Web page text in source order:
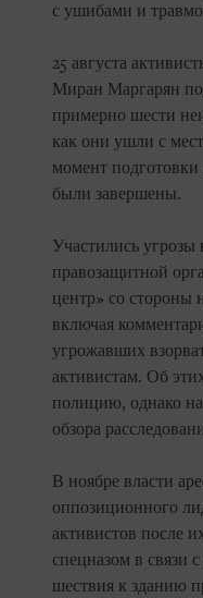
с ушибами и
25 августа
Миран Маргарян
примерно шести
как они ушли с
момент подготовки
были завершены.
Участились угрозы
правозащитной
центр» со стороны
включая
угрожавших
активистам. Об
полицию, однако
обзора
В ноябре власти
оппозиционного
активистов после
спецназом в связи
шествия к зданию